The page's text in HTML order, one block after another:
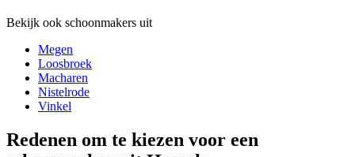
Bekijk ook schoonmakers uit
Megen
Loosbroek
Macharen
Nistelrode
Vinkel
Redenen om te kiezen voor een